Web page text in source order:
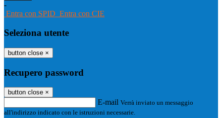
-
Entra con SPID Entra con CIE
Seleziona utente
button close ×
Recupero password
button close ×
E-mail Verrà inviato un messaggio
all'indirizzo indicato con le istruzioni necessarie.